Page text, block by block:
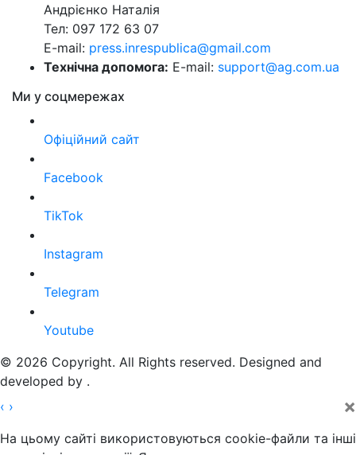
Андрієнко Наталія
Тел: 097 172 63 07
E-mail: press.inrespublica@gmail.com
Технічна допомога: E-mail: support@ag.com.ua
Ми у соцмережах
Офіційний сайт
Facebook
TikTok
Instagram
Telegram
Youtube
© 2026 Copyright. All Rights reserved. Designed and
developed by .
‹ › ×
На цьому сайті використовуються cookie-файли та інші